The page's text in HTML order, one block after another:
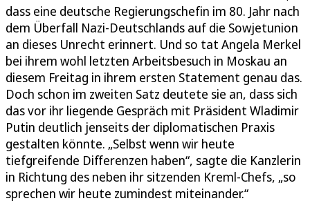
dass eine deutsche Regierungschefin im 80. Jahr nach
dem Überfall Nazi-Deutschlands auf die Sowjetunion
an dieses Unrecht erinnert. Und so tat Angela Merkel
bei ihrem wohl letzten Arbeitsbesuch in Moskau an
diesem Freitag in ihrem ersten Statement genau das.
Doch schon im zweiten Satz deutete sie an, dass sich
das vor ihr liegende Gespräch mit Präsident Wladimir
Putin deutlich jenseits der diplomatischen Praxis
gestalten könnte. „Selbst wenn wir heute
tiefgreifende Differenzen haben“, sagte die Kanzlerin
in Richtung des neben ihr sitzenden Kreml-Chefs, „so
sprechen wir heute zumindest miteinander.“